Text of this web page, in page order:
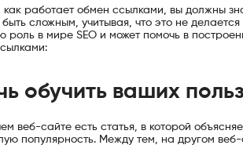
как работает обмен ссылками, вы должны
сложным, учитывая, что это не
роль в мире SEO и может помочь в
обучить ваших
веб-сайте есть статья, в которой
популярность. Между тем, на другом веб-